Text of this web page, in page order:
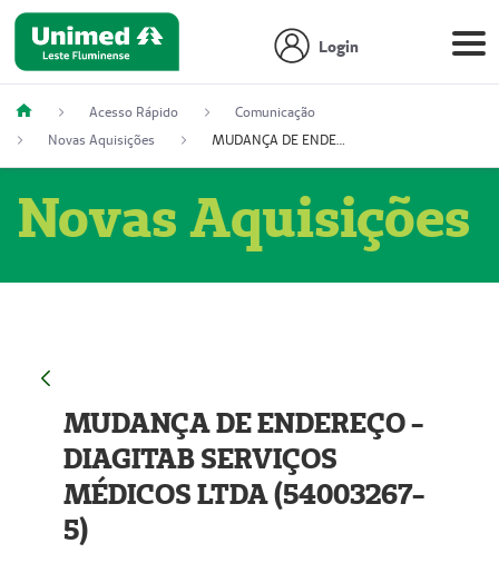
Login
Acesso Rápido
Comunicação
Novas Aquisições
MUDANÇA DE ENDEREÇO - DIAGITAB SERVIÇOS MÉDICOS LTDA (54003267-5)
Novas Aquisições
MUDANÇA DE ENDEREÇO -
DIAGITAB SERVIÇOS
MÉDICOS LTDA (54003267-
5)